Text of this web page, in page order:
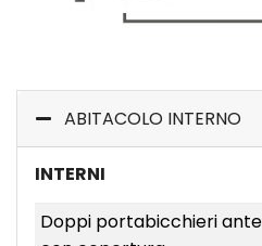
ABITACOLO INTERNO
INTERNI
Doppi portabicchieri